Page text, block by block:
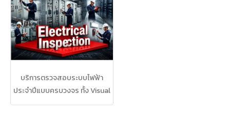
บริการตรวจสอบระบบไฟฟ้า
ประจำปีแบบครบวงจร ทั้ง Visual
Inspection, Thermo-Scan และ